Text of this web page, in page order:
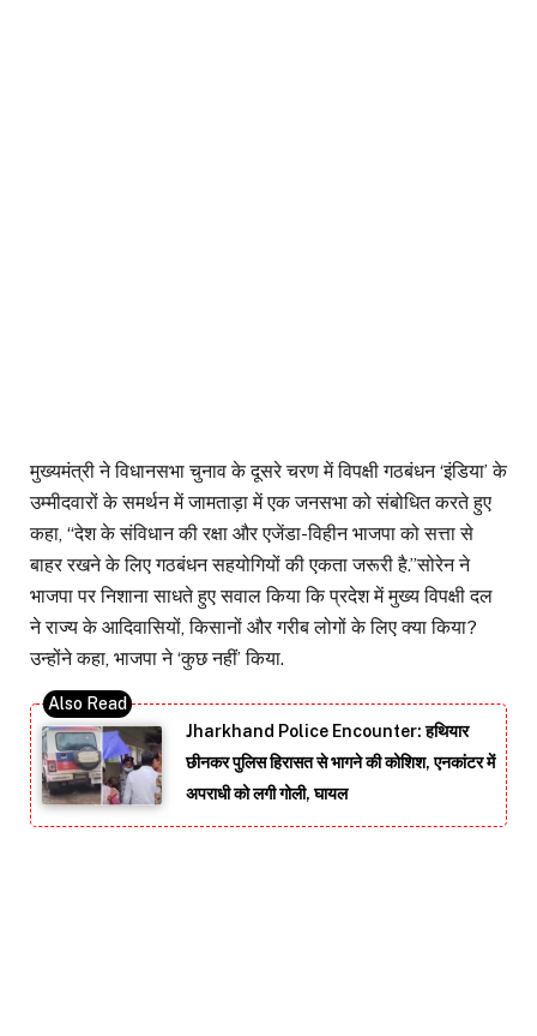
मुख्यमंत्री ने विधानसभा चुनाव के दूसरे चरण में विपक्षी गठबंधन ‘इंडिया’ के
उम्मीदवारों के समर्थन में जामताड़ा में एक जनसभा को संबोधित करते हुए
कहा, “देश के संविधान की रक्षा और एजेंडा-विहीन भाजपा को सत्ता से
बाहर रखने के लिए गठबंधन सहयोगियों की एकता जरूरी है.”सोरेन ने
भाजपा पर निशाना साधते हुए सवाल किया कि प्रदेश में मुख्य विपक्षी दल
ने राज्य के आदिवासियों, किसानों और गरीब लोगों के लिए क्या किया?
उन्होंने कहा, भाजपा ने ‘कुछ नहीं’ किया.
Jharkhand Police Encounter: हथियार
छीनकर पुलिस हिरासत से भागने की कोशिश, एनकांटर में
अपराधी को लगी गोली, घायल